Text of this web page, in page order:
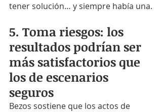
tener solución… y siempre había una.
5. Toma riesgos: los
resultados podrían ser
más satisfactorios que
los de escenarios
seguros
Bezos sostiene que los actos de